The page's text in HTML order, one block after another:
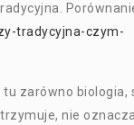
tradycyjna-czym-
zarówno biologia,
nie